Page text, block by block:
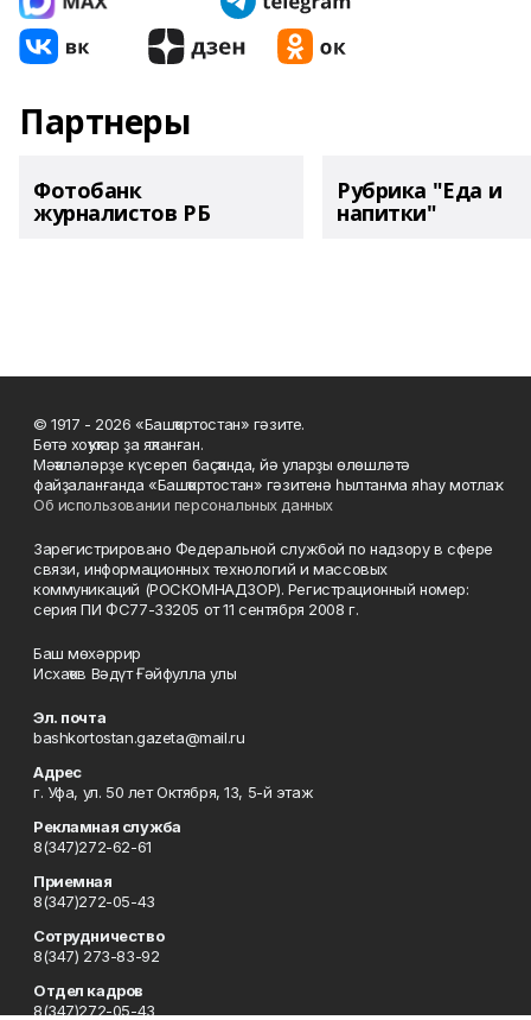
Партнеры
Фотобанк
журналистов РБ
Рубрика "Еда и
напитки"
© 1917 - 2026 «Башҡортостан» гәзите.
Бөтә хоҡуҡтар ҙа яҡланған.
Мәҡәләләрҙе күсереп баҫҡанда, йә уларҙы өлөшләтә
файҙаланғанда «Башҡортостан» гәзитенә һылтанма яһау мотлаҡ.
Об использовании персональных данных
Зарегистрировано Федеральной службой по надзору в сфере
связи, информационных технологий и массовых
коммуникаций (РОСКОМНАДЗОР). Регистрационный номер:
серия ПИ ФС77-33205 от 11 сентября 2008 г.
Баш мөхәррир
Исхаҡов Вәдүт Ғәйфулла улы
Эл. почта
bashkortostan.gazeta@mail.ru
Адрес
г. Уфа, ул. 50 лет Октября, 13, 5-й этаж
Рекламная служба
8(347)272-62-61
Приемная
8(347)272-05-43
Сотрудничество
8(347) 273-83-92
Отдел кадров
8(347)272-05-43